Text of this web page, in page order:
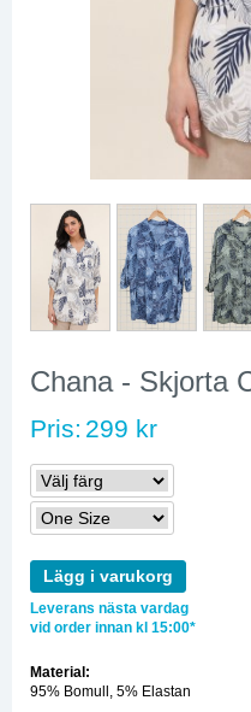
Chana - Skjorta
Pris: 299 kr
Lägg i varukorg
Leverans nästa vardag
vid order innan kl 15:00*
Material:
95% Bomull, 5% Elastan